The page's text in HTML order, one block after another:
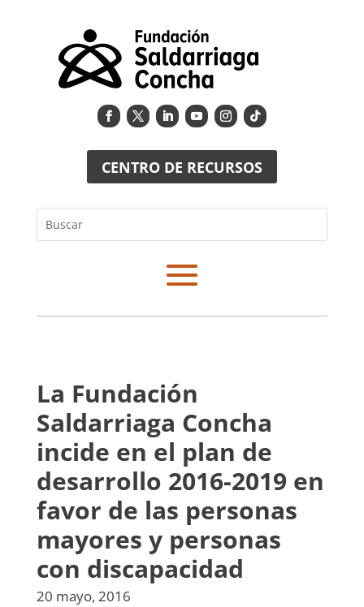
CENTRO DE RECURSOS
Buscar
La Fundación
Saldarriaga Concha
incide en el plan de
desarrollo 2016-2019 en
favor de las personas
mayores y personas
con discapacidad
20 mayo, 2016